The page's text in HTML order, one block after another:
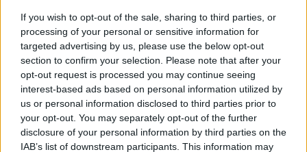
If you wish to opt-out of the sale, sharing to third parties, or
processing of your personal or sensitive information for
targeted advertising by us, please use the below opt-out
section to confirm your selection. Please note that after your
opt-out request is processed you may continue seeing
interest-based ads based on personal information utilized by
us or personal information disclosed to third parties prior to
your opt-out. You may separately opt-out of the further
disclosure of your personal information by third parties on the
IAB’s list of downstream participants. This information may
11 frasi di Papa Leone XIV,
pronunciate quando era Robert
Francis Prevost
Chi è e cosa ha detto in passato Robert Francis Prevost,
ovvero il nuovo Papa Leone XIV che succede a Papa
Francesco I: le citazioni su migranti, ambiente, diritti e